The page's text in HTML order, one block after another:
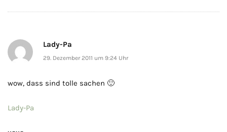
Lady-Pa
29. Dezember 2011 um 9:24 Uhr
wow, dass sind tolle sachen 🙂
Lady-Pa